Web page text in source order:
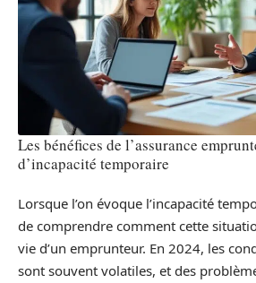
Les bénéfices de l’assurance
d’incapacité temporaire
Lorsque l’on évoque l’incapacité
de comprendre comment cette
vie d’un emprunteur. En 2024, les
sont souvent volatiles, et des